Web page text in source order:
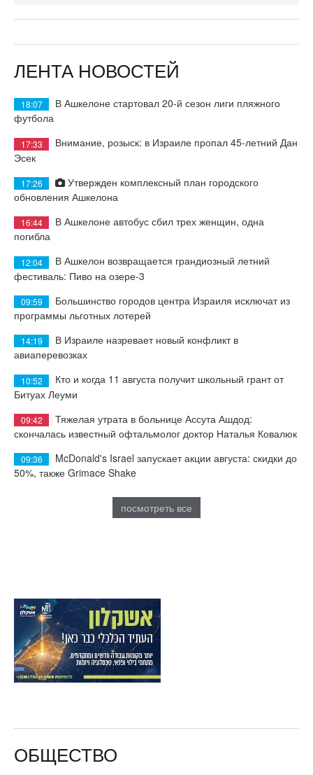
ЛЕНТА НОВОСТЕЙ
18:07
В Ашкелоне стартовал 20-й сезон лиги пляжного
футбола
17:33
Внимание, розыск: в Израиле пропал 45-летний Дан
Эсек
17:26
Утвержден комплексный план городского
обновления Ашкелона
16:44
В Ашкелоне автобус сбил трех женщин, одна
погибла
12:04
В Ашкелон возвращается грандиозный летний
фестиваль: Пиво на озере-3
09:59
Большинство городов центра Израиля исключат из
программы льготных лотерей
14:19
В Израиле назревает новый конфликт в
авиаперевозках
10:52
Кто и когда 11 августа получит школьный грант от
Битуах Леуми
09:42
Тяжелая утрата в больнице Ассута Ашдод:
скончалась известный офтальмолог доктор Наталья Ковалюк
09:36
McDonald's Israel запускает акции августа: скидки до
50%, также Grimace Shake
посмотреть все
ОБЩЕСТВО